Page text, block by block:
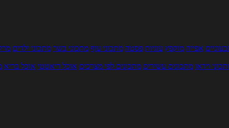
אפייה מוקפץ עוגיות פסטה מתכוני עוף מתכוני בשר מתכוני ילדים
וידאו מתכונים עשירים מתכונים לפי מצרכים אוכל דיאטטי אוכל בריא